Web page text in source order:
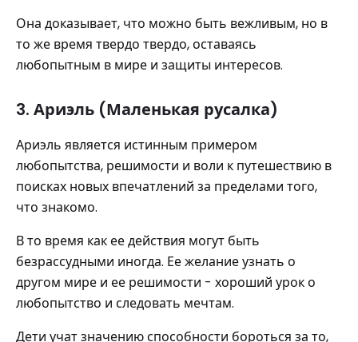
Она доказывает, что можно быть вежливым, но в
то же время твердо твердо, оставаясь
любопытным в мире и защиты интересов.
3. Ариэль (Маленькая русалка)
Ариэль является истинным примером
любопытства, решимости и воли к путешествию в
поисках новых впечатлений за пределами того,
что знакомо.
В то время как ее действия могут быть
безрассудными иногда. Ее желание узнать о
другом мире и ее решимости - хороший урок о
любопытство и следовать мечтам.
Дети учат значению способности бороться за то,